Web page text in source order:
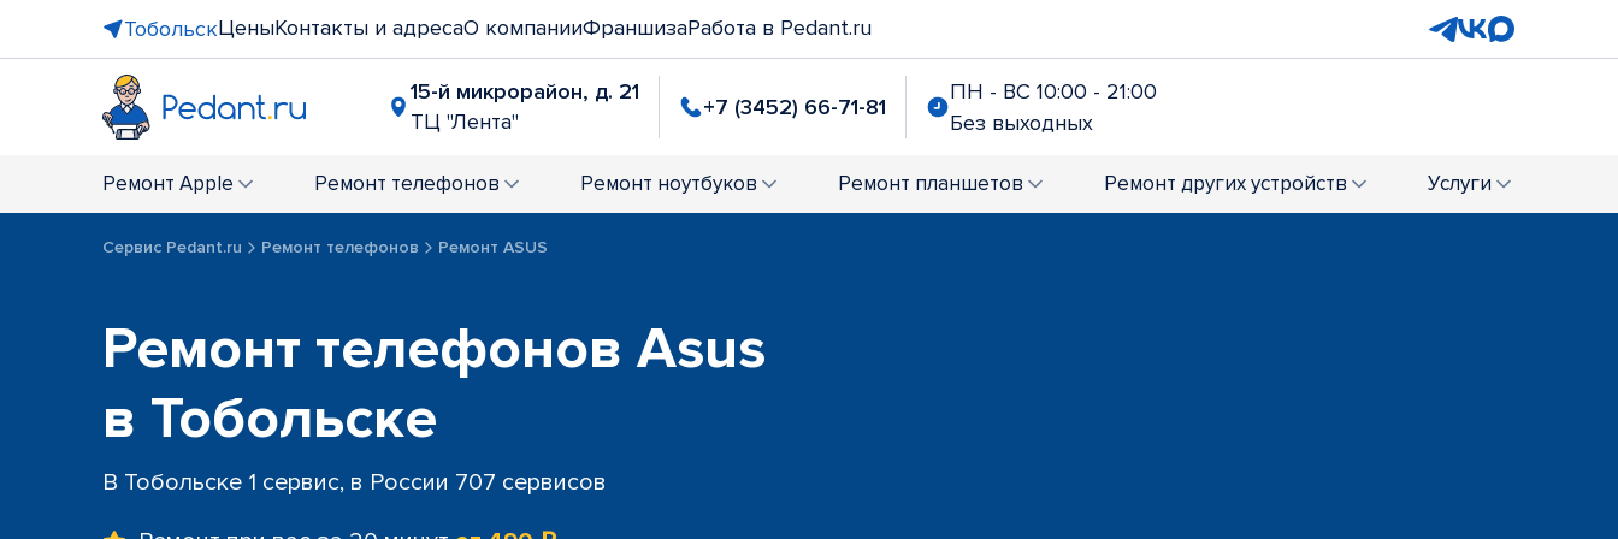
ТобольскЦеныКонтакты и адресаО компанииФраншизаРабота в Pedant.ru
15-й микрорайон, д. 21
ТЦ "Лента"
+7 (3452) 66-71-81
ПН - ВС 10:00 - 21:00
Без выходных
Ремонт Apple Ремонт телефонов Ремонт ноутбуков Ремонт планшетов Ремонт других устройств Услуги
Сервис Pedant.ru Ремонт телефонов Ремонт ASUS
Ремонт телефонов Asus
в Тобольске
В Тобольске 1 сервис, в России 707 сервисов